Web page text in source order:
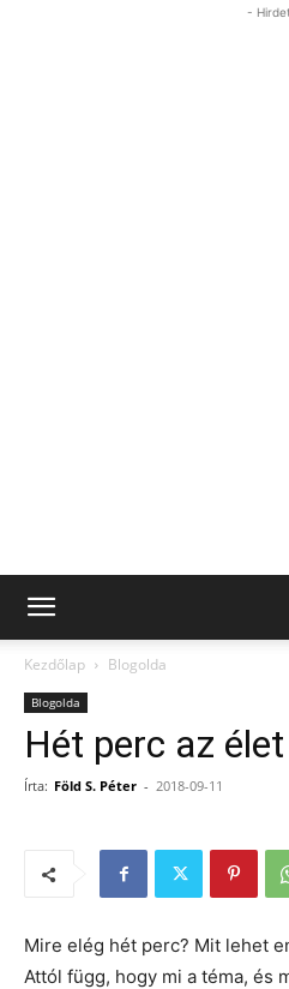
-
Kezdőlap Blogolda
Blogolda
Hét perc az élet
Írta: Föld S. Péter - 2018-09-11
Mire elég hét perc? Mit lehet
Attól függ, hogy mi a téma, és